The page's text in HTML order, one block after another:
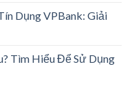
Dụng VPBank: Giải
Tìm Hiểu Để Sử Dụng